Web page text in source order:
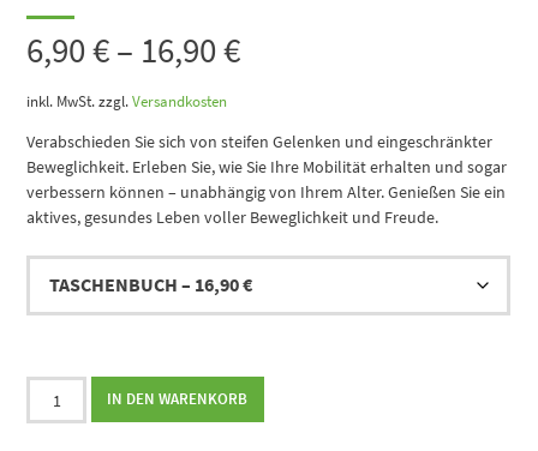
6,90€– 16,90€
inkl. MwSt. zzgl.Versandkosten
Verabschieden Sie sich von steifen Gelenken und eingeschränkter
Beweglichkeit. Erleben Sie, wie Sie Ihre Mobilität erhalten und sogar
verbessern können – unabhängig von Ihrem Alter. Genießen Sie ein
aktives, gesundes Leben voller Beweglichkeit und Freude.
Beweglich
IN DEN WARENKORB